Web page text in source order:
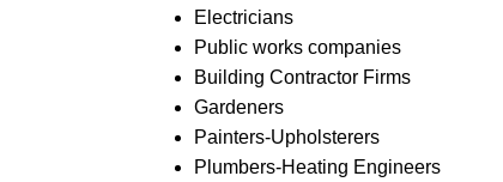
Electricians
Public works companies
Building Contractor Firms
Gardeners
Painters-Upholsterers
Plumbers-Heating Engineers